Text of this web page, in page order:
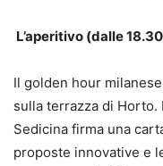
L’aperitivo (dalle
Il golden hour
sulla terrazza di
Sedicina firma una
proposte innovative e